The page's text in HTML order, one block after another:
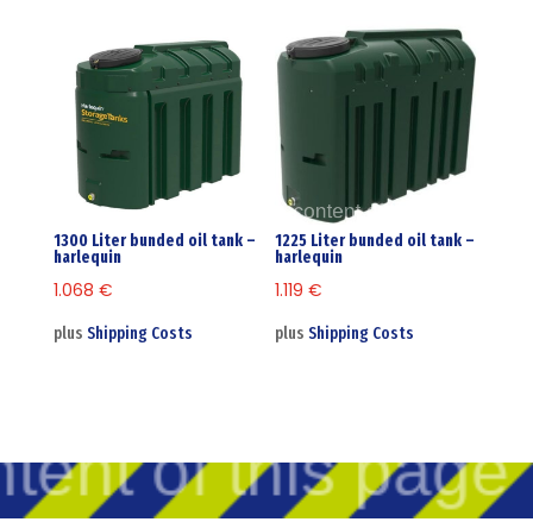
1300 Liter bunded oil tank –
harlequin
1.068 €
plus Shipping Costs
1225 Liter bunded oil tank –
harlequin
1.119€
plusShipping Costs